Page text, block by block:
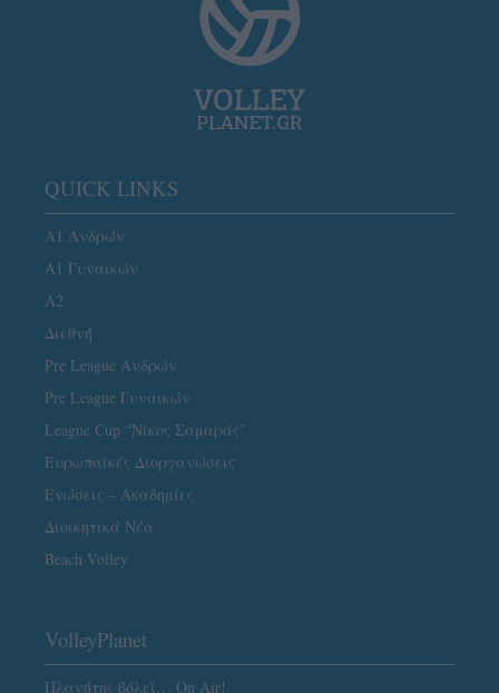
QUICK LINKS
Α1 Ανδρών
Α1 Γυναικών
A2
Διεθνή
Pre League Ανδρών
Pre League Γυναικών
League Cup “Νίκος Σαμαράς”
Ευρωπαϊκές Διοργανώσεις
Ενώσεις – Ακαδημίες
Διοικητικά Νέα
Beach Volley
VolleyPlanet
Πλανήτης βόλεϊ… On Air!